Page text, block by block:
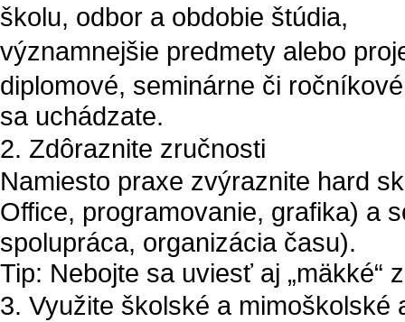
školu, odbor a obdobie štúdia,
významnejšie predmety alebo
diplomové, seminárne či
sa uchádzate.
2. Zdôraznite zručnosti
Namiesto praxe zvýraznite hard
Office, programovanie, grafika) a
spolupráca, organizácia času).
Tip: Nebojte sa uviesť aj „mäkké“
3. Využite školské a mimoškolské